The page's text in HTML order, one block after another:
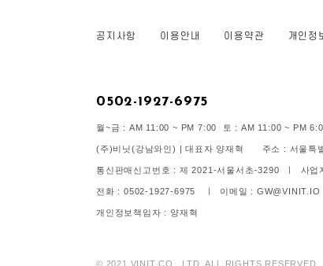
공지사항 이용안내 이용약관 개인정
0502-1927-6975
월~금 : AM 11:00 ~ PM 7:00 토 : AM 11:00 ~ PM
(주)비닛(강남와인) | 대표자 양재혁 주소 : 서울특
통신판매신고번호 : 제 2021-서울서초-3290 ㅣ 사
전화 : 0502-1927-6975 ㅣ 이메일 :
개인정보책임자 : 양재혁
© 2021 VINIT CO., LTD. ALL RIGHTS RESERVED.